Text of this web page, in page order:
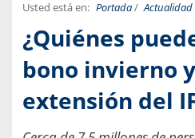
Usted está en: Portada/ Actualidad
¿Quiénes
bono invierno
extensión del